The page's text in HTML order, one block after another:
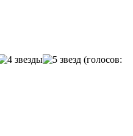
(голосов: